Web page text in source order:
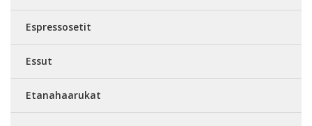
Espressosetit
Essut
Etanahaarukat